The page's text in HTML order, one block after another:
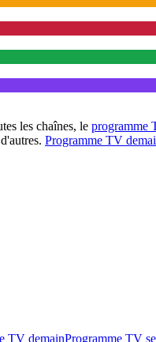
les chaînes, le programme
Programme TV
TV demainProgramme TV